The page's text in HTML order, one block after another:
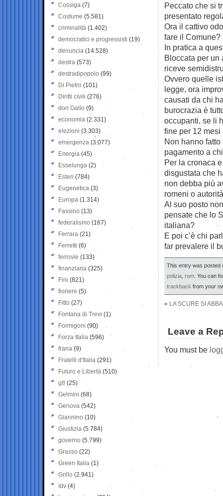
Peccato che si
presentato
Ora il cattivo
fare il
In pratica a
Bloccata per un
riceve
Ovvero quelle
legge, ora
causati da chi
burocrazia è
occupanti, se li
fine per 12
Non hanno
pagamento a
Per la cronaca
disgustata che
non debba più
romeni o
Al suo posto
pensate che lo
italiana?
E poi c’è chi
far prevalere il
This entry was posted
polizia,rom. You can
trackbackfrom your
« LA SCURE SI
Leave a
You must be
Cossiga (7)
Costume (5.581)
criminalità (1.402)
democratici e progressisti (19)
denuncia (14.528)
destra (573)
destradipopolo (99)
Di Pietro (101)
Diritti civili (276)
don Gallo (9)
economia (2.331)
elezioni (3.303)
emergenza (3.077)
Energia (45)
Esselunga (2)
Esteri (784)
Eugenetica (3)
Europa (1.314)
Fassino (13)
federalismo (167)
Ferrara (21)
Ferretti (6)
ferrovie (133)
finanziaria (325)
Fini (821)
fioriere (5)
Fitto (27)
Fontana di Trevi (1)
Formigoni (90)
Forza Italia (596)
frana (9)
Fratelli d'Italia (291)
Futuro e Libertà (510)
g8 (25)
Gelmini (68)
Genova (542)
Giannino (10)
Giustizia (5.784)
governo (5.799)
Grasso (22)
Green Italia (1)
Grillo (2.941)
Idv (4)